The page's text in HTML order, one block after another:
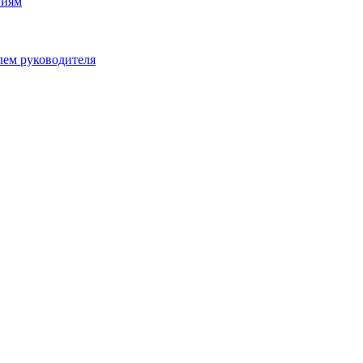
руководителя